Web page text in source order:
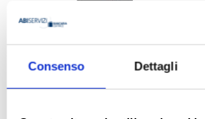
Consenso Dettagli